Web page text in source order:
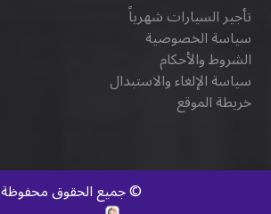
تأجير السيارات شهرياً
سياسة الخصوصية
الشروط والأحكام
سياسة الإلغاء والاستبدال
خريطة الموقع
©جميع الحقوق محفوظة